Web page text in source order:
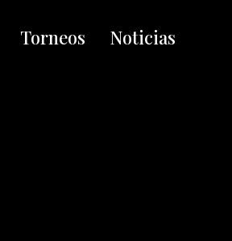
Torneos
Noticias